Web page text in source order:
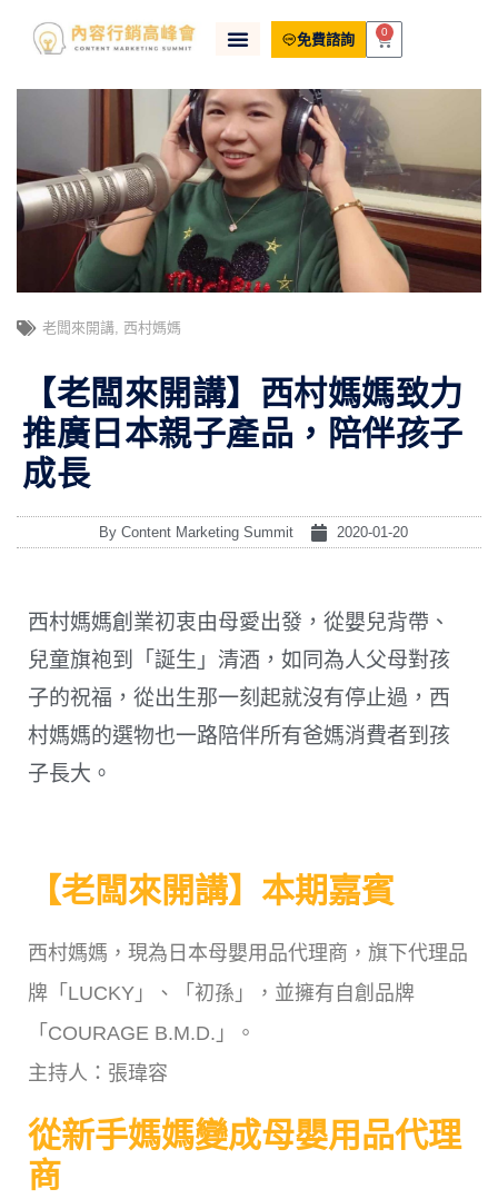
免費諮詢 0
老闆來開講, 西村媽媽
【老闆來開講】西村媽媽致力
推廣日本親子產品，陪伴孩子
成長
By Content Marketing Summit 2020-01-20
西村媽媽創業初衷由母愛出發，從嬰兒背帶、
兒童旗袍到「誕生」清酒，如同為人父母對孩
子的祝福，從出生那一刻起就沒有停止過，西
村媽媽的選物也一路陪伴所有爸媽消費者到孩
子長大。
【老闆來開講】本期嘉賓
西村媽媽，現為日本母嬰用品代理商，旗下代理品
牌「LUCKY」、「初孫」，並擁有自創品牌
「COURAGE B.M.D.」。
主持人：張瑋容
從新手媽媽變成母嬰用品代理
商